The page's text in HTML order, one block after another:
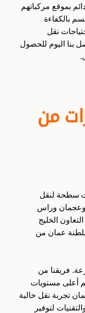
بموقع مركباتهم
بالكفاءة
نقل
بنا اليوم للحصول
من
سطحة لنقل
وعجمان وراس
الخليج
عمان من
فريقنا من
أعلى مستويات
تجربة نقل خالية
لتوفير